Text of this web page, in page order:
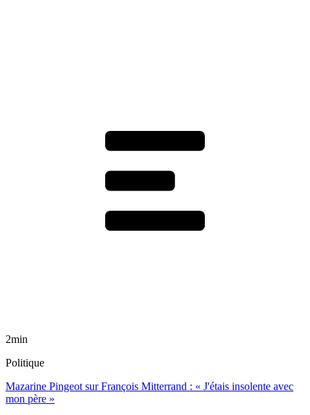
2min
Politique
Mazarine Pingeot sur François Mitterrand : « J'étais insolente avec
mon père »